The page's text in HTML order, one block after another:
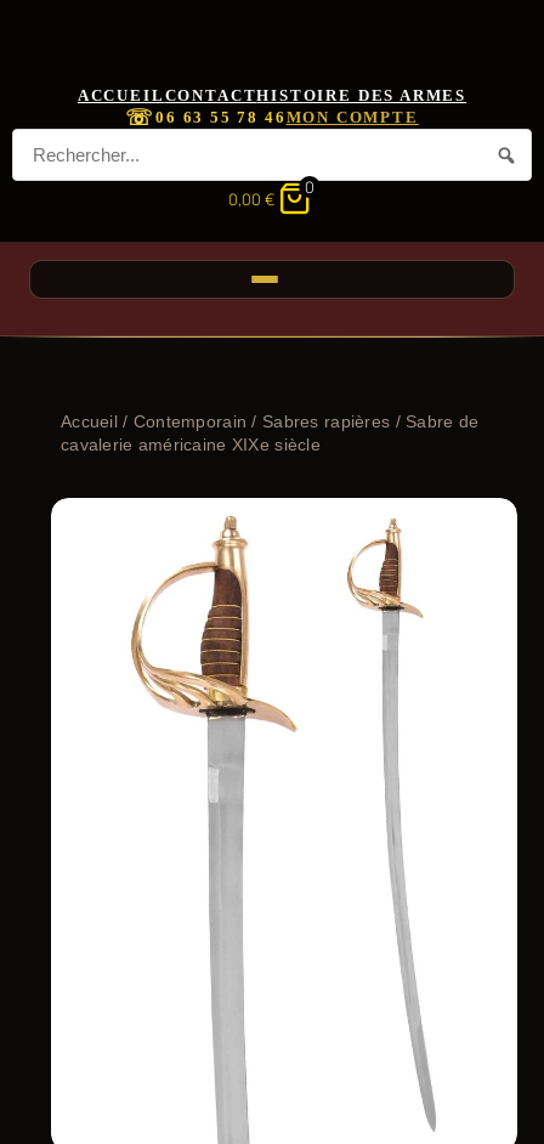
ACCUEIL CONTACTHISTOIRE DES ARMES
☏06 63 55 78 46 MON COMPTE
0,00 €
0
Accueil/ Contemporain / Sabres rapières / Sabre de
cavalerie américaine XIXe siècle